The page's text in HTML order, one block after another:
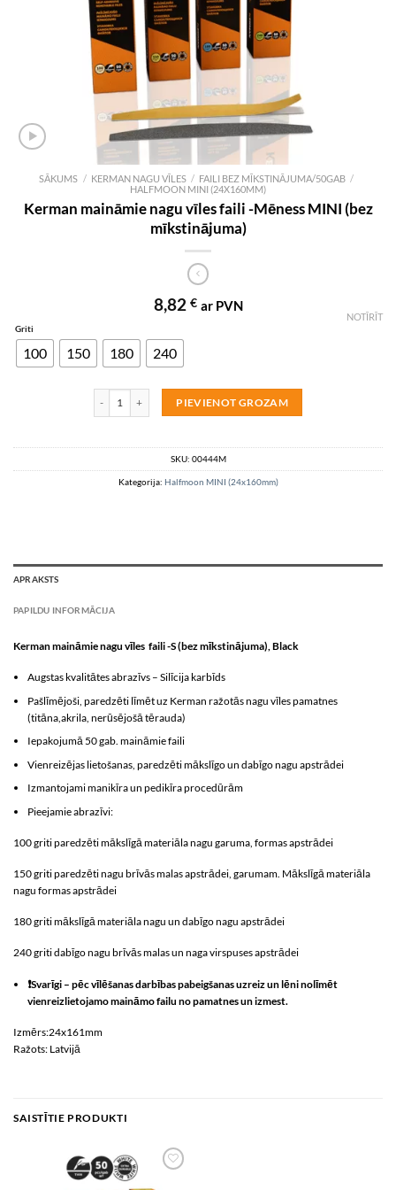
SĀKUMS / KERMAN NAGU VĪLES / FAILI BEZ MĪKSTINĀJUMA/50GAB /
HALFMOON MINI (24X160MM)
Kerman maināmie nagu vīles faili -Mēness MINI (bez
mīkstinājuma)
8,82 € ar PVN
Griti
100 150 180 240
NOTĪRĪT
PIEVIENOT GROZAM
SKU: 00444M
Kategorija: Halfmoon MINI (24x160mm)
APRAKSTS
PAPILDU INFORMĀCIJA
Kerman maināmie nagu vīles faili -S (bez mīkstinājuma), Black
Augstas kvalitātes abrazīvs – Silīcija karbīds
Pašlīmējoši, paredzēti līmēt uz Kerman ražotās nagu vīles pamatnes
(titāna,akrila, nerūsējošā tērauda)
Iepakojumā 50 gab. maināmie faili
Vienreizējas lietošanas, paredzēti mākslīgo un dabīgo nagu apstrādei
Izmantojami manikīra un pedikīra procedūrām
Pieejamie abrazīvi:
100 griti paredzēti mākslīgā materiāla nagu garuma, formas apstrādei
150 griti paredzēti nagu brīvās malas apstrādei, garumam. Mākslīgā materiāla
nagu formas apstrādei
180 griti mākslīgā materiāla nagu un dabīgo nagu apstrādei
240 griti dabīgo nagu brīvās malas un naga virspuses apstrādei
❗Svarīgi – pēc vīlēšanas darbības pabeigšanasuzreizun lēni nolīmēt
vienreizlietojamo maināmo failu no pamatnes un izmest.
Izmērs:24x161mm
Ražots: Latvijā
SAISTĪTIE PRODUKTI